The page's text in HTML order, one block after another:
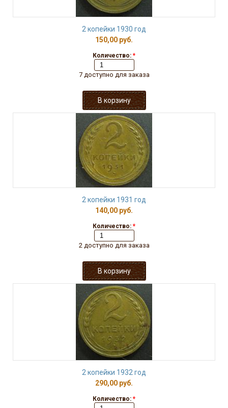
2 копейки 1930 год
150,00 руб.
Количество: *
7 доступно для заказа
2 копейки 1931 год
140,00 руб.
Количество: *
2 доступно для заказа
2 копейки 1932 год
290,00 руб.
Количество: *